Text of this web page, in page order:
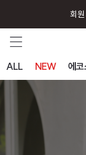
회
ALL NEW 에